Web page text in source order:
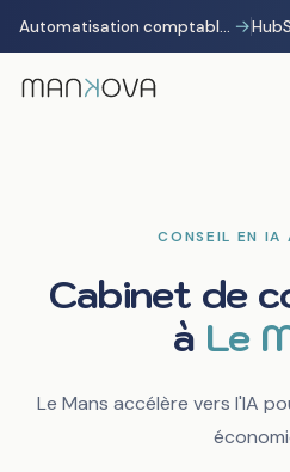
Automatisation comptable avec Pennylane : transformer la charge administrative en avantage stratégique →
CONSEIL EN IA
Cabinet de
à Le
Le Mans accélère vers l'IA